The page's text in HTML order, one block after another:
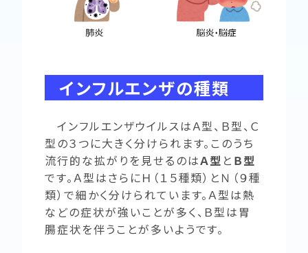
インフルエンザの種類
インフルエンザウイルスはＡ型、Ｂ型、Ｃ
型の３つに大きく分けられます。このうち
流行的な拡がりを見せるのはＡ型 と Ｂ型
です。Ａ型はさらにＨ（１５種類）とＮ（９種
類）で細かく分けられています。Ａ型は熱
などの症状が強いことが多く、Ｂ型は胃
腸症状を伴うことが多いようです。